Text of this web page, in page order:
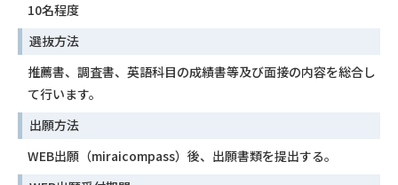
10名程度
選抜方法
推薦書、調査書、英語科目の成績書等及び面接の内容を総合し
て行います。
出願方法
WEB出願（miraicompass）後、出願書類を提出する。